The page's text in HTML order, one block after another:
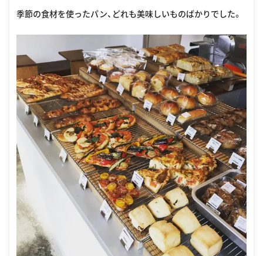
季節の食材を使ったパン、どれも美味しいものばかりでした。